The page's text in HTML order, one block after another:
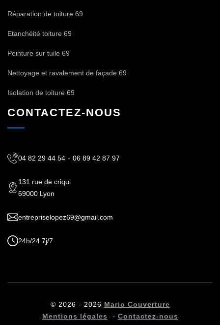
Réparation de toiture 69
Etanchéité toiture 69
Peinture sur tuile 69
Nettoyage et ravalement de façade 69
Isolation de toiture 69
CONTACTEZ-NOUS
04 82 29 44 54 - 06 89 42 87 97
131 rue de criqui
69000 Lyon
entrepriselopez69@gmail.com
24h/24 7j/7
© 2026 - 2026 Mario Couverture
Mentions légales - Contactez-nous